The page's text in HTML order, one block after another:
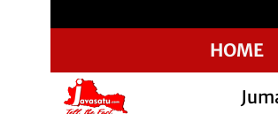
HOME